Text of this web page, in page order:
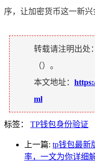
序，让加密货币这一新兴
转载请注明出处：
（）。
本文地址：
ml
标签： TP钱包身份验证
上一篇: tp钱包最新
率，一文为你详细